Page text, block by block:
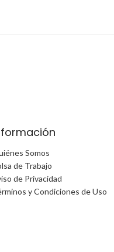
Somos
de Trabajo
de Privacidad
y Condiciones de Uso